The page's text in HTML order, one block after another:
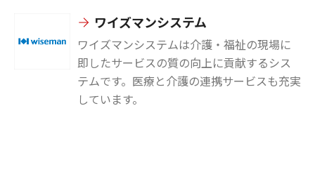
ワイズマンシステム
ワイズマンシステムは介護・福祉の現場に
即したサービスの質の向上に貢献するシス
テムです。医療と介護の連携サービスも充実
しています。